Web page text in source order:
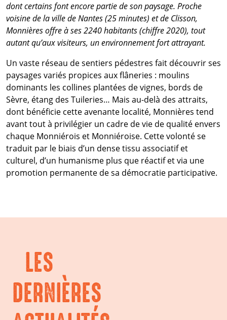
dont certains font encore partie de son paysage. Proche
voisine de la ville de Nantes (25 minutes) et de Clisson,
Monnières offre à ses 2240 habitants (chiffre 2020), tout
autant qu’aux visiteurs, un environnement fort attrayant.
Un vaste réseau de sentiers pédestres fait découvrir ses
paysages variés propices aux flâneries : moulins
dominants les collines plantées de vignes, bords de
Sèvre, étang des Tuileries… Mais au-delà des attraits,
dont bénéficie cette avenante localité, Monnières tend
avant tout à privilégier un cadre de vie de qualité envers
chaque Monniérois et Monniéroise. Cette volonté se
traduit par le biais d’un dense tissu associatif et
culturel, d’un humanisme plus que réactif et via une
promotion permanente de sa démocratie participative.
LES
DERNIÈRES